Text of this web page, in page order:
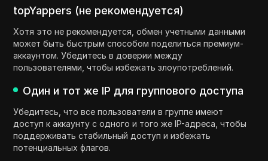
topYappers (не рекомендуется)
Хотя это не рекомендуется, обмен учетными данными
может быть быстрым способом поделиться премиум-
аккаунтом. Убедитесь в доверии между
пользователями, чтобы избежать злоупотреблений.
Один и тот же IP для группового доступа
Убедитесь, что все пользователи в группе имеют
доступ к аккаунту с одного и того же IP-адреса, чтобы
поддерживать стабильный доступ и избежать
потенциальных флагов.